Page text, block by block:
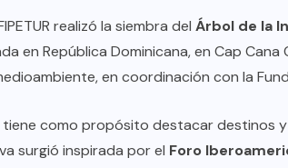
realizó la siembra del Árbol de la
en República Dominicana, en Cap
en coordinación con la
tiene como propósito destacar destinos
surgió inspirada por el Foro